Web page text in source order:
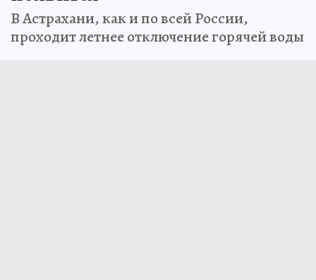
В Астрахани, как и по всей России,
проходит летнее отключение горячей воды